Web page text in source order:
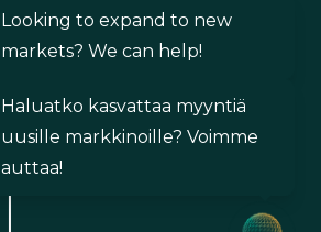
Looking to expand to new
markets? We can help!
Haluatko kasvattaa myyntiä
uusille markkinoille? Voimme
auttaa!